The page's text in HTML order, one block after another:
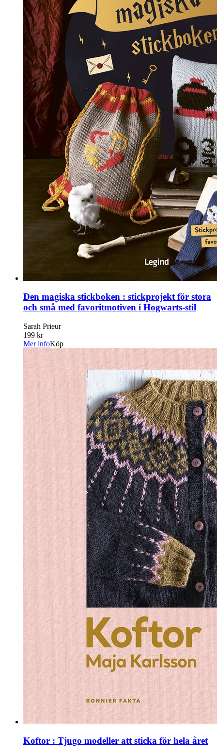
Den magiska stickboken : stickprojekt för stora
och små med favoritmotiven i Hogwarts-stil
Sarah Prieur
199 kr
Mer infoKöp
Koftor : Tjugo modeller att sticka för hela året